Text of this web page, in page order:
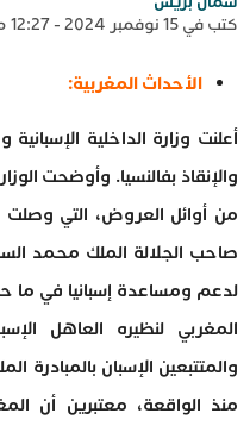
كتب في 15 نوفمبر 2024 - 12:27 م
الأحداث المغربية:
أعلنت وزارة الداخلية
والإنقاذ بفالنسيا. وأوضحت
صاحب الجلالة الملك محمد
لدعم ومساعدة إسبانيا في ما
المغربي لنظيره العاهل
والمتتبعين الإسبان بالمبادرة
منذ الواقعة، معتبرين أن